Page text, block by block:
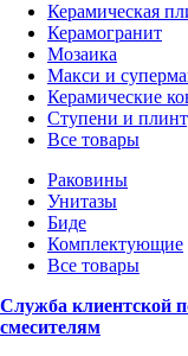
Керамическая
Керамогранит
Мозаика
Макси и
Керамические
Ступени и
Все товары
Раковины
Унитазы
Биде
Комплектующие
Все товары
Служба клиентской
смесителям